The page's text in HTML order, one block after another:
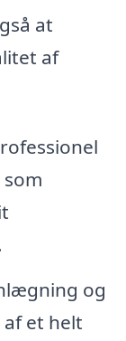
at
af
og
et helt